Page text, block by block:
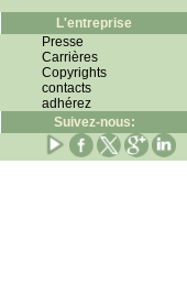
L'entreprise
Presse
Carrières
Copyrights
contacts
adhérez
Suivez-nous: